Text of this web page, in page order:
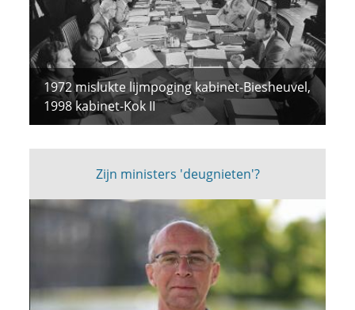
1972 mislukte lijmpoging kabinet-Biesheuvel,
1998 kabinet-Kok II
Zijn ministers 'deugnieten'?